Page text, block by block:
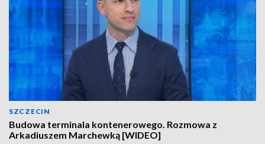
SZCZECIN
Budowa terminala kontenerowego. Rozmowa z
Arkadiuszem Marchewką [WIDEO]